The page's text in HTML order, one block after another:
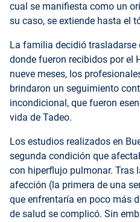
cual se manifiesta como un
su caso, se extiende hasta el
La familia decidió trasladarse
donde fueron recibidos por el
nueve meses, los
brindaron un seguimiento
incondicional, que fueron
vida de Tadeo.
Los estudios realizados en
segunda condición que
con hiperflujo pulmonar. Tras
afección (la primera de una
que enfrentaría en poco más
de salud se complicó. Sin